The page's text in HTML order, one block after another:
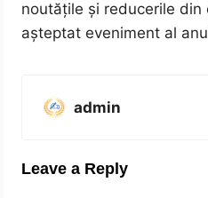
noutățile și reducerile din
așteptat eveniment al
admin
Leave a Reply